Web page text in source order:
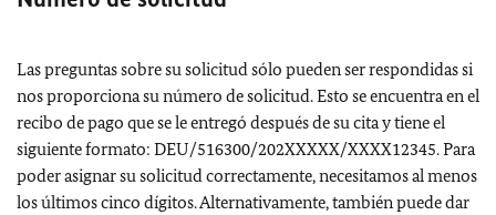
Las preguntas sobre su solicitud sólo pueden ser respondidas si
nos proporciona su número de solicitud. Esto se encuentra en el
recibo de pago que se le entregó después de su cita y tiene el
siguiente formato: DEU/516300/202XXXXX/XXXX12345. Para
poder asignar su solicitud correctamente, necesitamos al menos
los últimos cinco dígitos. Alternativamente, también puede dar